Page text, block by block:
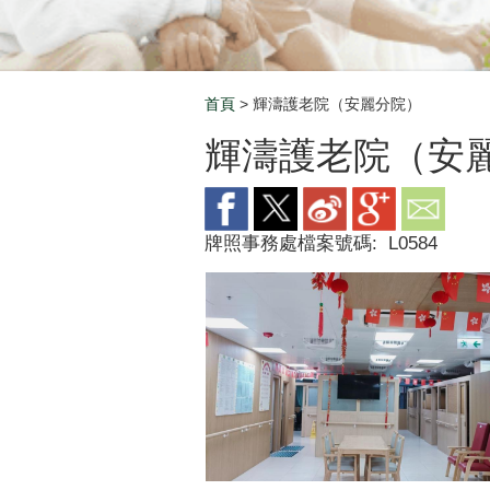
Breadcrumb
首頁 > 輝濤護老院（安麗分院）
輝濤護老院（安
牌照事務處檔案號碼: L0584